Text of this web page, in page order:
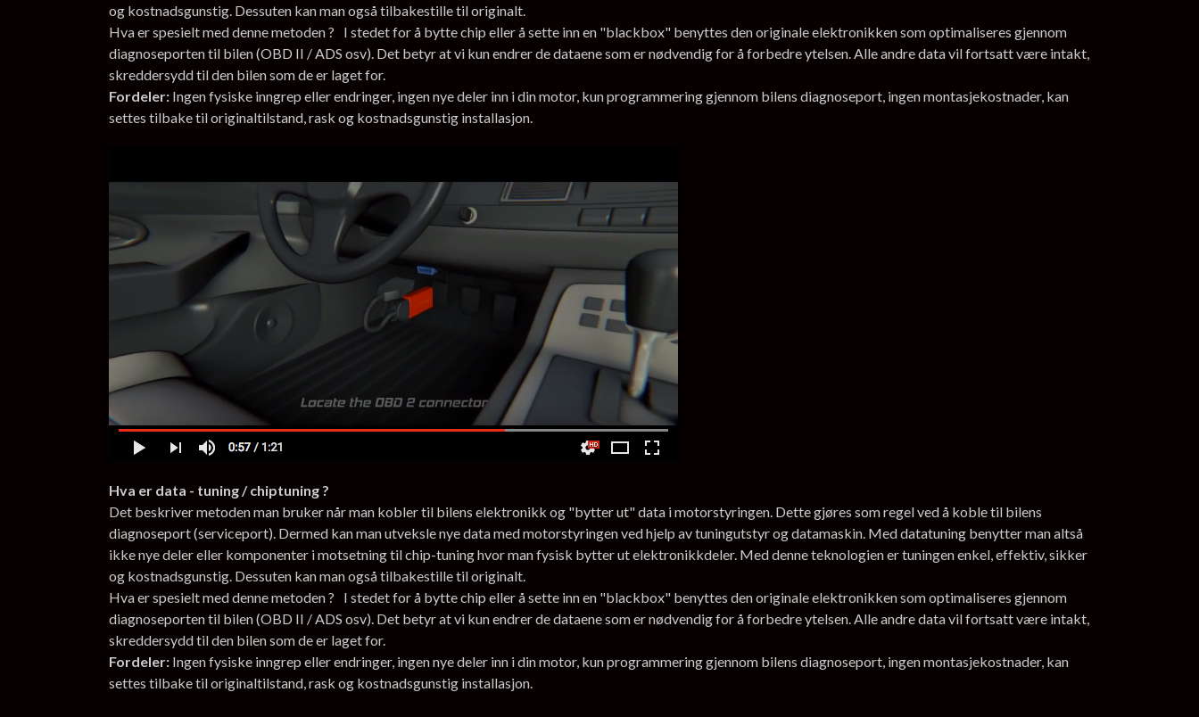
og kostnadsgunstig. Dessuten kan man også tilbakestille til originalt.
Hva er spesielt med denne metoden ? I stedet for å bytte chip eller å sette inn en "blackbox" benyttes den originale elektronikken som optimaliseres gjennom
diagnoseporten til bilen (OBD II / ADS osv). Det betyr at vi kun endrer de dataene som er nødvendig for å forbedre ytelsen. Alle andre data vil fortsatt være intakt,
skreddersydd til den bilen som de er laget for.
Fordeler: Ingen fysiske inngrep eller endringer, ingen nye deler inn i din motor, kun programmering gjennom bilens diagnoseport, ingen montasjekostnader, kan
settes tilbake til originaltilstand, rask og kostnadsgunstig installasjon.
Hva er data - tuning / chiptuning ?
Det beskriver metoden man bruker når man kobler til bilens elektronikk og "bytter ut" data i motorstyringen. Dette gjøres som regel ved å koble til bilens
diagnoseport (serviceport). Dermed kan man utveksle nye data med motorstyringen ved hjelp av tuningutstyr og datamaskin. Med datatuning benytter man altså
ikke nye deler eller komponenter i motsetning til chip-tuning hvor man fysisk bytter ut elektronikkdeler. Med denne teknologien er tuningen enkel, effektiv, sikker
og kostnadsgunstig. Dessuten kan man også tilbakestille til originalt.
Hva er spesielt med denne metoden ? I stedet for å bytte chip eller å sette inn en "blackbox" benyttes den originale elektronikken som optimaliseres gjennom
diagnoseporten til bilen (OBD II / ADS osv). Det betyr at vi kun endrer de dataene som er nødvendig for å forbedre ytelsen. Alle andre data vil fortsatt være intakt,
skreddersydd til den bilen som de er laget for.
Fordeler: Ingen fysiske inngrep eller endringer, ingen nye deler inn i din motor, kun programmering gjennom bilens diagnoseport, ingen montasjekostnader, kan
settes tilbake til originaltilstand, rask og kostnadsgunstig installasjon.